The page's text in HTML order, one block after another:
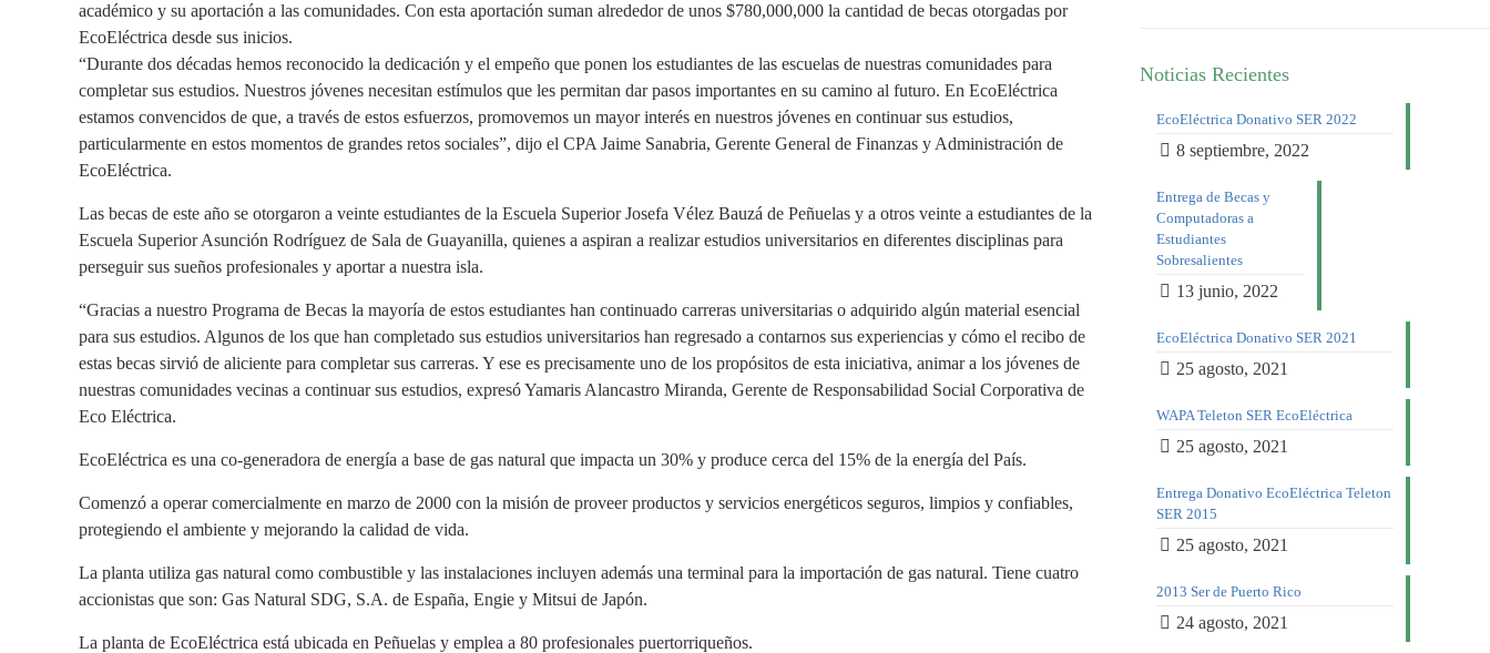
académico y su aportación a las comunidades. Con esta aportación suman alrededor de unos $780,000,000 la cantidad de becas otorgadas por
EcoEléctrica desde sus inicios.
“Durante dos décadas hemos reconocido la dedicación y el empeño que ponen los estudiantes de las escuelas de nuestras comunidades para
completar sus estudios. Nuestros jóvenes necesitan estímulos que les permitan dar pasos importantes en su camino al futuro. En EcoEléctrica
estamos convencidos de que, a través de estos esfuerzos, promovemos un mayor interés en nuestros jóvenes en continuar sus estudios,
particularmente en estos momentos de grandes retos sociales”, dijo el CPA Jaime Sanabria, Gerente General de Finanzas y Administración de
EcoEléctrica.
Las becas de este año se otorgaron a veinte estudiantes de la Escuela Superior Josefa Vélez Bauzá de Peñuelas y a otros veinte a estudiantes de la
Escuela Superior Asunción Rodríguez de Sala de Guayanilla, quienes a aspiran a realizar estudios universitarios en diferentes disciplinas para
perseguir sus sueños profesionales y aportar a nuestra isla.
“Gracias a nuestro Programa de Becas la mayoría de estos estudiantes han continuado carreras universitarias o adquirido algún material esencial
para sus estudios. Algunos de los que han completado sus estudios universitarios han regresado a contarnos sus experiencias y cómo el recibo de
estas becas sirvió de aliciente para completar sus carreras. Y ese es precisamente uno de los propósitos de esta iniciativa, animar a los jóvenes de
nuestras comunidades vecinas a continuar sus estudios, expresó Yamaris Alancastro Miranda, Gerente de Responsabilidad Social Corporativa de
Eco Eléctrica.
EcoEléctrica es una co-generadora de energía a base de gas natural que impacta un 30% y produce cerca del 15% de la energía del País.
Comenzó a operar comercialmente en marzo de 2000 con la misión de proveer productos y servicios energéticos seguros, limpios y confiables,
protegiendo el ambiente y mejorando la calidad de vida.
La planta utiliza gas natural como combustible y las instalaciones incluyen además una terminal para la importación de gas natural. Tiene cuatro
accionistas que son: Gas Natural SDG, S.A. de España, Engie y Mitsui de Japón.
La planta de EcoEléctrica está ubicada en Peñuelas y emplea a 80 profesionales puertorriqueños.
Noticias Recientes
EcoEléctrica Donativo SER 2022
8 septiembre, 2022
Entrega de Becas y
Computadoras a
Estudiantes
Sobresalientes
13 junio, 2022
EcoEléctrica Donativo SER 2021
25 agosto, 2021
WAPA Teleton SER EcoEléctrica
25 agosto, 2021
Entrega Donativo EcoEléctrica Teleton
SER 2015
25 agosto, 2021
2013 Ser de Puerto Rico
24 agosto, 2021